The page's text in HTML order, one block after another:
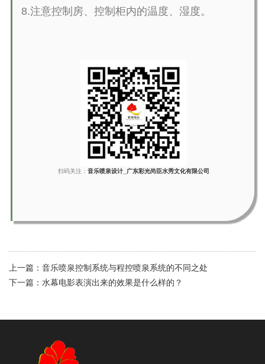
8.注意控制房、控制柜内的温度、湿度。
扫码关注： 音乐喷泉设计_广东彩光尚臣水秀文化有限公司
上一篇： 音乐喷泉控制系统与程控喷泉系统的不同之处
下一篇： 水幕电影表演出来的效果是什么样的？